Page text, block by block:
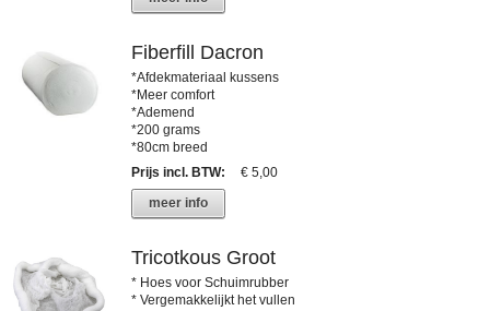
Fiberfill Dacron
*Afdekmateriaal kussens
*Meer comfort
*Ademend
*200 grams
*80cm breed
Prijs incl. BTW:
€ 5,00
meer info
Tricotkous Groot
* Hoes voor Schuimrubber
* Vergemakkelijkt het vullen